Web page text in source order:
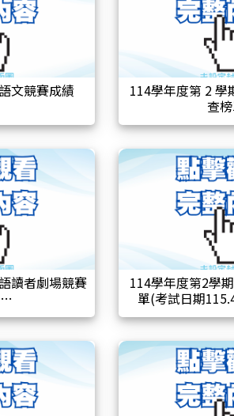
文競賽成績
114學年度第 2 學
查
讀者劇場競賽
114學年度第2學
單(考試日期